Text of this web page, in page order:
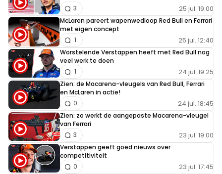
25 jul. 19:00
3
McLaren pareert wapenwedloop Red Bull en Ferrari
met eigen concept
25 jul. 12:40
1
Worstelende Verstappen heeft met Red Bull nog
veel werk te doen
24 jul. 19:25
1
Zien: de Macarena-vleugels van Red Bull, Ferrari
en McLaren in actie!
24 jul. 18:45
0
Zien: zo werkt de aangepaste Macarena-vleugel
van Ferrari
23 jul. 19:00
3
Verstappen geeft goed nieuws over
competitiviteit
23 jul. 17:45
0